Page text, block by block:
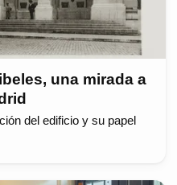
una mirada a
del edificio y su papel